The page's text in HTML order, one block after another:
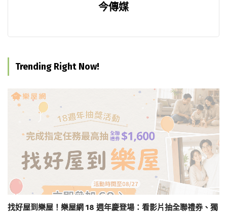
今傳媒
Trending Right Now!
找好屋到樂屋！樂屋網 18 週年慶登場：看影片抽全聯禮券、獨